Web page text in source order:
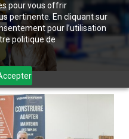
pour vous offrir
pertinente. En cliquant sur
pour l’utilisation
politique de